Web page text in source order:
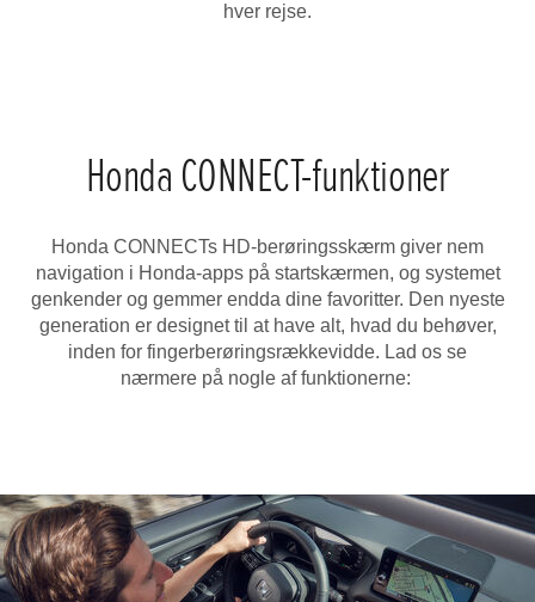
hver rejse.
Honda CONNECT-funktioner
Honda CONNECTs HD-berøringsskærm giver nem
navigation i Honda-apps på startskærmen, og systemet
genkender og gemmer endda dine favoritter. Den nyeste
generation er designet til at have alt, hvad du behøver,
inden for fingerberøringsrækkevidde. Lad os se
nærmere på nogle af funktionerne: